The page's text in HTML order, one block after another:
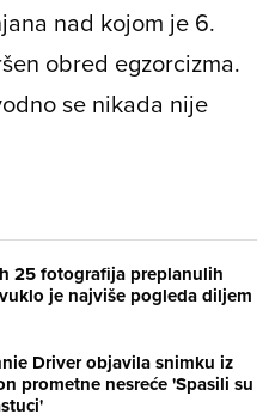
nad kojom je 6.
obred egzorcizma.
se nikada nije
25 fotografija preplanulih
je najviše pogleda diljem
Driver objavila snimku iz
prometne nesreće 'Spasili su